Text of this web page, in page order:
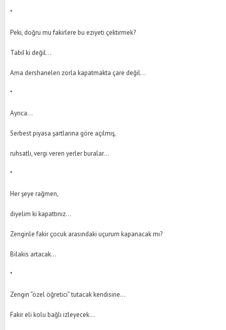
*
Peki, doğru mu fakirlere bu eziyeti çektirmek?
Tabiî ki değil…
Ama dershaneleri zorla kapatmakta çare değil…
*
Ayrıca…
Serbest piyasa şartlarına göre açılmış,
ruhsatlı, vergi veren yerler buralar…
*
Her şeye rağmen,
diyelim ki kapattınız…
Zenginle fakir çocuk arasındaki uçurum kapanacak mı?
Bilakis artacak…
*
Zengin “özel öğretici” tutacak kendisine…
Fakir eli kolu bağlı izleyecek…